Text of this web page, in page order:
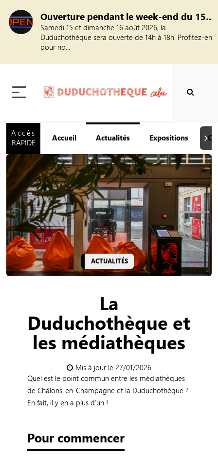
Ouverture pendant le week-end du 15 août
Samedi 15 et dimanche 16 août 2026, la
Duduchothèque sera ouverte de 14h à 18h. Profitez-en
pour no...
Accès
RAPIDE
Accueil Actualités Expositions
ACTUALITÉS
La
Duduchothèque et
les médiathèques
Mis à jour le 27/01/2026
Quel est le point commun entre les médiathèques
de Châlons-en-Champagne et la Duduchothèque ?
En fait, il y en a plus d’un !
Pour commencer